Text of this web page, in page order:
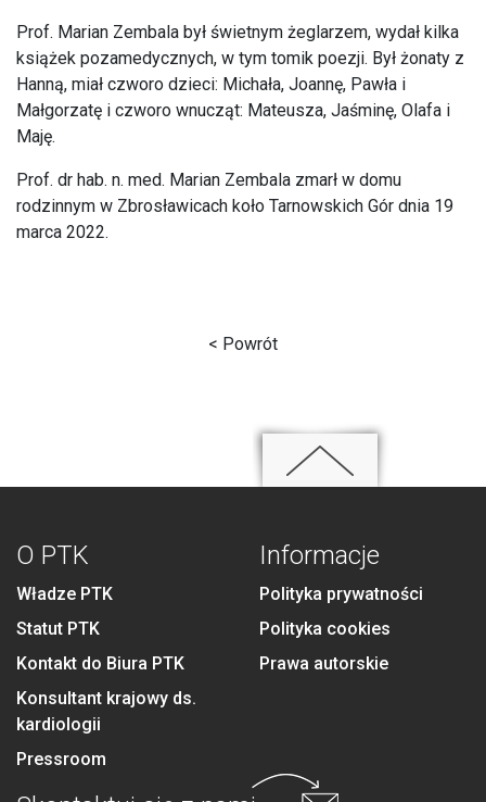
Prof. Marian Zembala był świetnym żeglarzem, wydał kilka
książek pozamedycznych, w tym tomik poezji. Był żonaty z
Hanną, miał czworo dzieci: Michała, Joannę, Pawła i
Małgorzatę i czworo wnucząt: Mateusza, Jaśminę, Olafa i
Maję.
Prof. dr hab. n. med. Marian Zembala zmarł w domu
rodzinnym w Zbrosławicach koło Tarnowskich Gór dnia 19
marca 2022.
< Powrót
O PTK
Władze PTK
Statut PTK
Kontakt do Biura PTK
Konsultant krajowy ds.
kardiologii
Pressroom
Informacje
Polityka prywatności
Polityka cookies
Prawa autorskie